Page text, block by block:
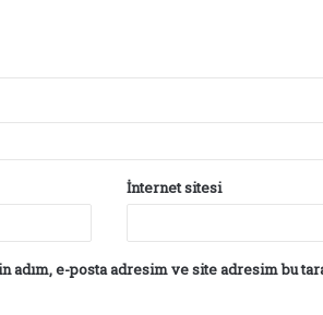
İnternet sitesi
adım, e-posta adresim ve site adresim bu